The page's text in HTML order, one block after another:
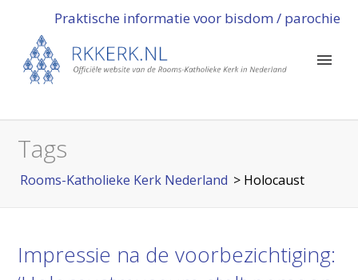
Praktische informatie voor bisdom / parochie
Tags
Rooms-Katholieke Kerk Nederland > Holocaust
Impressie na de voorbezichtiging: